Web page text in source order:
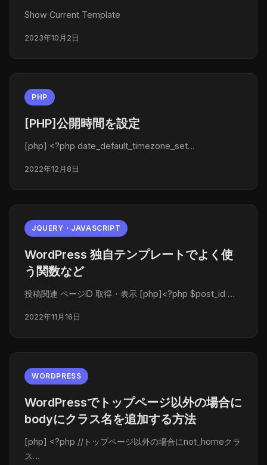
Show Current Template
2023年10月2日
PHP
[PHP]公開時間を設定
[php] <?php date_default_timezone_set…
2022年12月8日
JQUERY・JAVASCRIPT
WordPress 独自テンプレートでよく使
う関数など
投稿関連 ページID 取得・表示 [php]<?php $post_id …
2022年11月16日
WORDPRESS
WordPressでトップページ以外の場合に
bodyにクラス名を追加する方法
[php] <?php //トップページ以外の場合にnot_homeクラ
ス…